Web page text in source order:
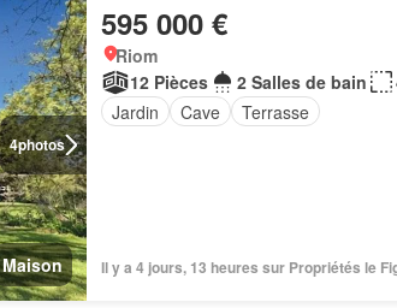
4photos
Maison
595 000 €
Riom
12 Pièces
2 Salles de bain
Jardin
Cave Terrasse
Il y a 4 jours, 13 heures sur Propriétés le